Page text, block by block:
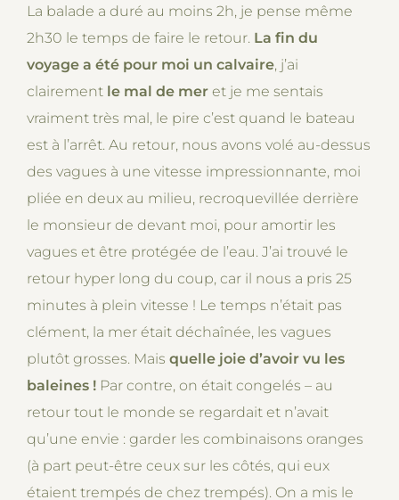
La balade a duré au moins 2h, je pense même
2h30 le temps de faire le retour. La fin du
voyage a été pour moi un calvaire, j’ai
clairement le mal de mer et je me sentais
vraiment très mal, le pire c’est quand le bateau
est à l’arrêt. Au retour, nous avons volé au-dessus
des vagues à une vitesse impressionnante, moi
pliée en deux au milieu, recroquevillée derrière
le monsieur de devant moi, pour amortir les
vagues et être protégée de l’eau. J’ai trouvé le
retour hyper long du coup, car il nous a pris 25
minutes à plein vitesse ! Le temps n’était pas
clément, la mer était déchaînée, les vagues
plutôt grosses. Mais quelle joie d’avoir vu les
baleines ! Par contre, on était congelés – au
retour tout le monde se regardait et n’avait
qu’une envie : garder les combinaisons oranges
(à part peut-être ceux sur les côtés, qui eux
étaient trempés de chez trempés). On a mis le